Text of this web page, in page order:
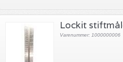
Lockit
Varenummer: 1000000006